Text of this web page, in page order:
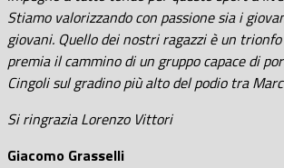
Stiamo valorizzando con passione sia i
giovani. Quello dei nostri ragazzi è un
premia il cammino di un gruppo capace di
Cingoli sul gradino più alto del podio tra
Si ringrazia Lorenzo Vittori
Giacomo Grasselli